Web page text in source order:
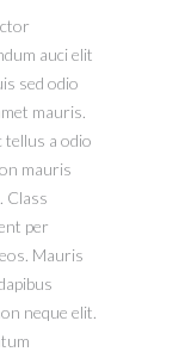
auci elit
sed odio
mauris.
tellus a odio
mauris
Class
per
Mauris
neque elit.